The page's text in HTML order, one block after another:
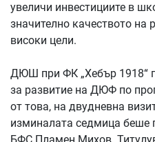
увеличи инвестициите в
значително качеството на
високи цели.
ДЮШ при ФК „Хебър 1918“
за развитие на ДЮФ по
от това, на двудневна
изминалата седмица беше